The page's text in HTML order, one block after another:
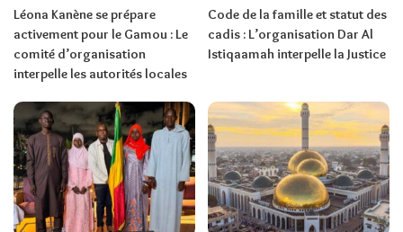
Léona Kanène se prépare
activement pour le Gamou : Le
comité d’organisation
interpelle les autorités locales
Code de la famille et statut des
cadis : L’organisation Dar Al
Istiqaamah interpelle la Justice